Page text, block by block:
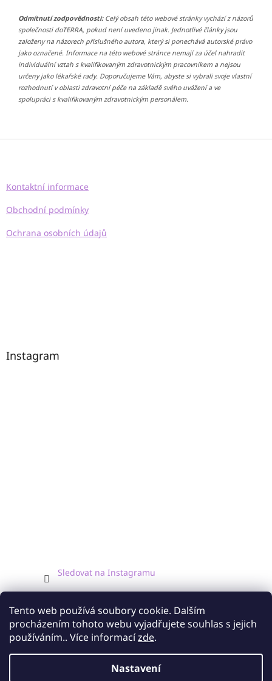
Tento web používá soubory cookie. Dalším
procházením tohoto webu vyjadřujete souhlas s jejich
používáním.. Více informacízde.
Nastavení
Odmítnutí zodpovědnosti:Celý obsah této webové stránky vychází z názorů
společnosti doTERRA, pokud není uvedeno jinak. Jednotlivé články jsou
založeny na názorech příslušného autora, který si ponechává autorské právo
jako označené. Informace na této webové stránce nemají za účel nahradit
individuální vztah s kvalifikovaným zdravotnickým pracovníkem a nejsou
určeny jako lékařské rady. Doporučujeme Vám, abyste si vybrali svoje vlastní
rozhodnutí v oblasti zdravotní péče na základě svého uvážení a ve
spolupráci s kvalifikovaným zdravotnickým personálem.
Z
Kontaktní informace
Obchodní podmínky
Ochrana osobních údajů
Instagram
Sledovat na Instagramu
Facebook
Vytvořil Shoptet